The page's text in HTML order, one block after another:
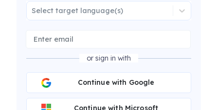
Select target language(s)
or sign in with
Continue with Google
Continue with Microsoft